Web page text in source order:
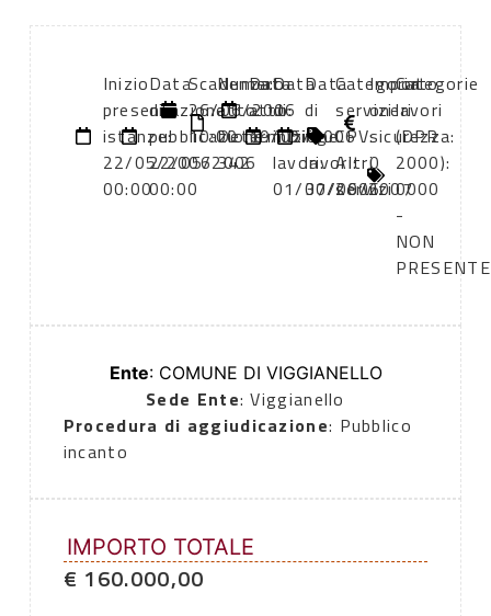
Inizio
presentazione
istanze:
22/05/2006
00:00
Data
di
pubblicazione:
22/05/2006
00:00
Scadenza:
26/06/2006
10:00
Numero
atto:
Determ.Dirig.
342
Data
atto:
19/05/2006
Data
di
inizio
lavori:
01/07/2006
Data
di
fine
lavori:
30/06/2007
Categoria
servizi
CPV:
Altri
servizi
Importo
oneri
sicurezza:
0
Categorie
lavori
(DPR
2000):
0000
-
NON
PRESENTE
Ente: COMUNE DI VIGGIANELLO
Sede Ente: Viggianello
Procedura di aggiudicazione: Pubblico
incanto
IMPORTO TOTALE
€ 160.000,00